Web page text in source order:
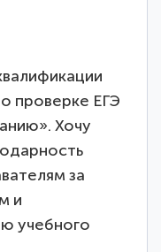
проверке ЕГЭ
Хочу
за
и
учебного